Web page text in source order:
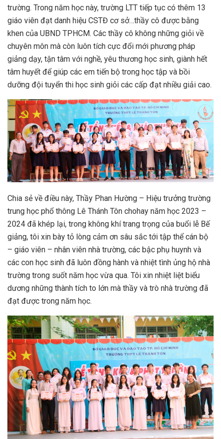
trường. Trong năm học này, trường LTT tiếp tục có thêm 13
giáo viên đạt danh hiệu CSTĐ cơ sở…thầy cô được bằng
khen của UBND TPHCM. Các thầy cô không những giỏi về
chuyên môn mà còn luôn tích cực đổi mới phương pháp
giảng dạy, tận tâm với nghề, yêu thương học sinh, giành hết
tâm huyết để giúp các em tiến bộ trong học tập và bồi
dưỡng đội tuyển thi học sinh giỏi các cấp đạt nhiều giải cao.
Chia sẻ về điều này, Thầy Phan Hường – Hiệu trưởng trường
trung học phổ thông Lê Thánh Tôn chohay năm học 2023 –
2024 đã khép lại, trong không khí trang trọng của buổi lễ Bế
giảng, tôi xin bày tỏ lòng cảm ơn sâu sắc tới tập thể cán bộ
– giáo viên – nhân viên nhà trường, các bậc phụ huynh và
các con học sinh đã luôn đồng hành và nhiệt tình ủng hộ nhà
trường trong suốt năm học vừa qua. Tôi xin nhiệt liệt biểu
dương những thành tích to lớn mà thầy và trò nhà trường đã
đạt được trong năm học.